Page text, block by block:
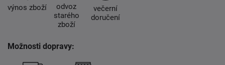
výnos zboží
odvoz
starého
zboží
večerní
doručení
Možnosti dopravy: